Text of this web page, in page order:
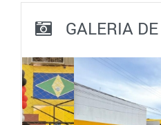
GALERIA DE
Previous